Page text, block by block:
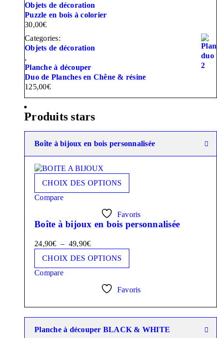
Objets de décoration
Puzzle en bois à colorier
30,00€
Categories:
Objets de décoration
,
Planche à découper
Duo de Planches en Chêne & résine
125,00€
Produits stars
Boîte à bijoux en bois personnalisée
CHOIX DES OPTIONS
Compare
Favoris
Boîte à bijoux en bois personnalisée
24,90€ – 49,90€
CHOIX DES OPTIONS
Compare
Favoris
Planche à découper BLACK & WHITE